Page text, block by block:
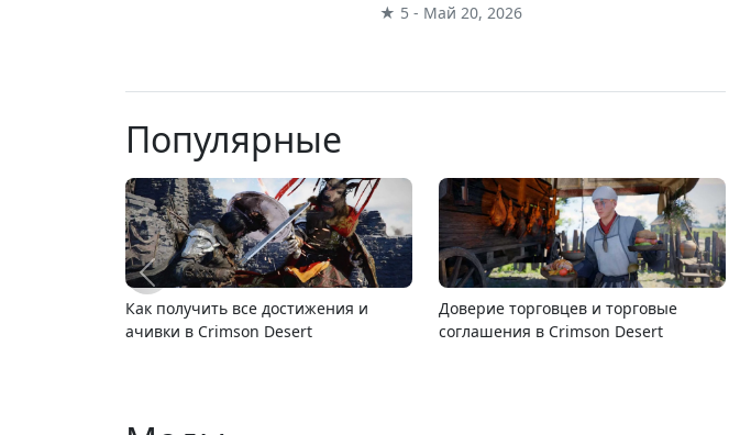
★ 5 - Май 20, 2026
Популярные
Как получить все достижения и
ачивки в Crimson Desert
Доверие торговцев и торговые
соглашения в Crimson Desert